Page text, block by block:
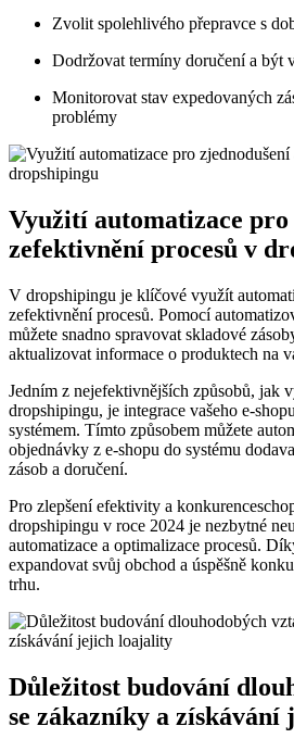
Zvolit spolehlivého přepravce s
Dodržovat termíny doručení a být
Monitorovat stav expedovaných
problémy
Využití automatizace pro
zefektivnění procesů v
V dropshipingu je klíčové využít
zefektivnění procesů. Pomocí
můžete snadno spravovat skladové
aktualizovat informace o produktech na
Jedním z nejefektivnějších způsobů, jak
dropshipingu, je integrace vašeho e-
systémem. Tímto způsobem můžete
objednávky z e-shopu do systému
zásob a doručení.
Pro zlepšení efektivity a
dropshipingu v roce 2024 je nezbytné
automatizace a optimalizace procesů.
expandovat svůj obchod a úspěšně
trhu.
Důležitost budování
se zákazníky a